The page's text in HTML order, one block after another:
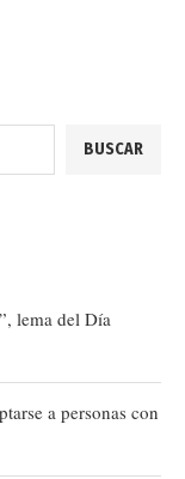
BUSCAR
lema del Día
a personas con